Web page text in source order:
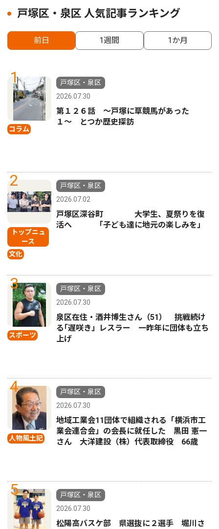
戸塚区・泉区 人気記事ランキング
前日 1週間 1か月
1
コラム
戸塚区・泉区
2026.07.30
第１２６話 〜戸塚に草競馬があった
１〜 とつか歴史探訪
2
トップニュ
ース
文化
戸塚区・泉区
2026.07.02
戸塚区深谷町 大学生、夏祭りを復
活へ 「子ども達に地元の楽しみを」
3
スポーツ
戸塚区・泉区
2026.07.30
泉区在住・酒井博生さん（51） 挑戦続け
る｢遅咲き」レスラー 一昨年に団体も立ち
上げ
4
人物風土記
戸塚区・泉区
2026.07.30
地域工業会11団体で組織される「横浜市工
業会連合会」の会長に就任した 黒田 憲一
さん 大洋建設（株）代表取締役 66歳
5
戸塚区・泉区
2026.07.30
松陽高バスケ部 県選抜に２選手 堀川さ